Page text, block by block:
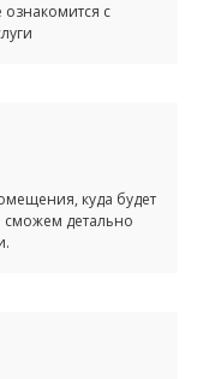
с
куда будет
детально